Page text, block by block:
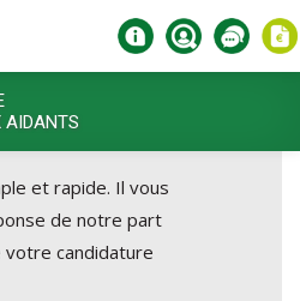
AIDANTS
et rapide. Il vous
de notre part
votre candidature